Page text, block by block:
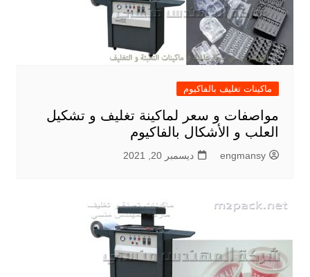
ماكينات تغليف بالفاكيوم
مواصفات و سعر لماكينة تغليف و تشكيل
العلب و الأشكال بالفاكيوم
engmansy ديسمبر 20, 2021